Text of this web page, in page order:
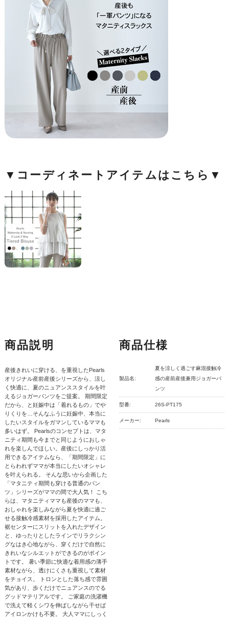
▼コーディネートアイテムはこちら▼
商品説明
産後きれいに穿ける、を重視したPearls
オリジナル産前産後シリーズから、涼し
く快適に、夏のニュアンススタイルを叶
えるジョガーパンツをご提案。 期間限定
だから、と妊娠中は「着れるもの」でや
りくりを…そんなふうに妊娠中、本当に
したいスタイルをガマンしているママも
多いはず。 Pearlsのコンセプトは、マタ
ニティ期間も今までと同じようにおしゃ
れを楽しんでほしい。産後にしっかり活
用できるアイテムなら、「期間限定」に
とらわれずママが本当にしたいオシャレ
を叶えられる。 そんな思いから企画した
「マタニティ期間も穿ける普通のパン
ツ」シリーズがママの間で大人気！ こち
らは、マタニティママも産後のママも、
おしゃれを楽しみながら夏を快適に過ご
せる接触冷感素材を採用したアイテム。
裾センターにスリットを入れたデザイン
と、ゆったりとしたラインでリラクシン
グなはき心地ながら、穿くだけで自然に
きれいなシルエットができるのがポイン
トです。 暑い季節に快適な着用感の薄手
素材ながら、透けにくさも重視して素材
をチョイス。 トロンとした落ち感で雰囲
気があり、歩くだけでニュアンスのでる
グッドマテリアルです。 ご家庭の洗濯機
で洗えて軽くシワを伸ばしながら干せば
アイロンかけも不要。 大人ママにしっく
商品仕様
製品名:
夏を涼しく過ごす麻混接触冷
感の産前産後兼用ジョガーパ
ンツ
型番: 26S-PT175
メーカー: Pearls